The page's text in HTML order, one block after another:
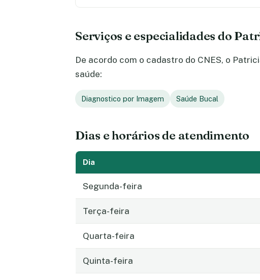
Serviços e especialidades do
De acordo com o cadastro do CNES, o
saúde:
Diagnostico por Imagem Saúde Bucal
Dias e horários de atendimento
Dia
Segunda-feira
Terça-feira
Quarta-feira
Quinta-feira